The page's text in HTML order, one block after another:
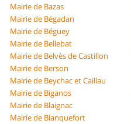
Mairie de Bazas
Mairie de Bégadan
Mairie de Béguey
Mairie de Bellebat
Mairie de Belvès de Castillon
Mairie de Berson
Mairie de Beychac et Caillau
Mairie de Biganos
Mairie de Blaignac
Mairie de Blanquefort